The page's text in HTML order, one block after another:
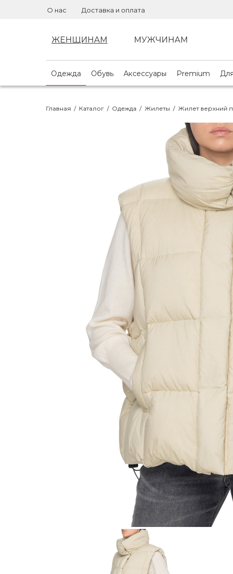
О нас Доставка и оплата
ЖЕНЩИНАМ МУЖЧИНАМ
Одежда Обувь Аксессуары Premium
Главная / Каталог / Одежда / Жилеты / Жилет верхний